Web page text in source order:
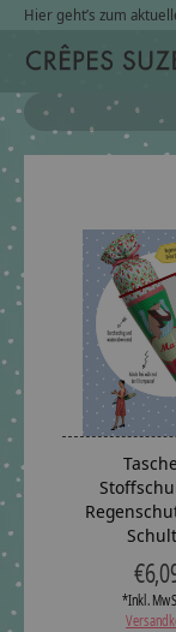
Hier geht’s zum
*Inkl.